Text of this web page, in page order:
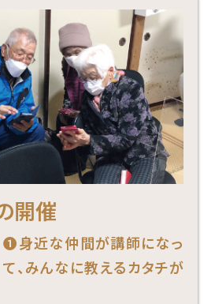
開催
❶身近な仲間が講師になっ
て、みんなに教えるカタチが